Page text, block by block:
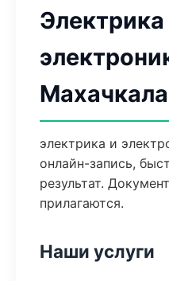
Электрика
Махачкала
электрика и
онлайн-запись,
результат.
прилагаются.
Наши услуги